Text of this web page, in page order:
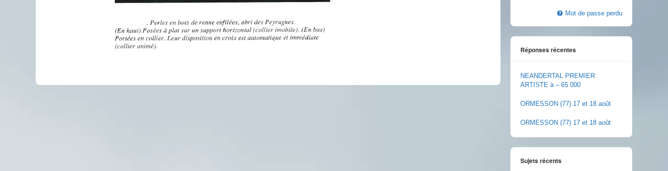
Mot de passe perdu
Réponses récentes
NEANDERTAL PREMIER
ARTISTE à – 65 000
ORMESSON (77) 17 et 18 août
ORMESSON (77) 17 et 18 août
Sujets récents